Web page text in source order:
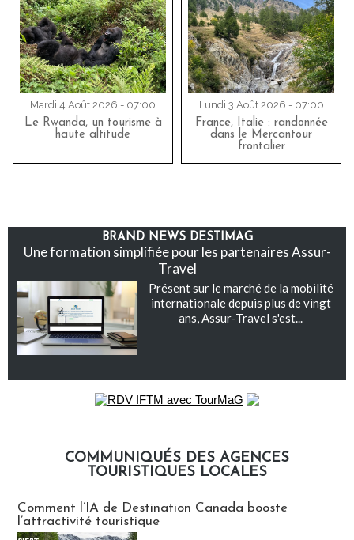
Mardi 4 Août 2026 - 07:00
Le Rwanda, un tourisme à
haute altitude
Lundi 3 Août 2026 - 07:00
France, Italie : randonnée
dans le Mercantour
frontalier
BRAND NEWS DESTIMAG
Une formation simplifiée pour les partenaires Assur-
Travel
Présent sur le marché de la mobilité
internationale depuis plus de vingt
ans, Assur-Travel s'est...
COMMUNIQUÉS DES AGENCES
TOURISTIQUES LOCALES
Comment l’IA de Destination Canada booste
l’attractivité touristique